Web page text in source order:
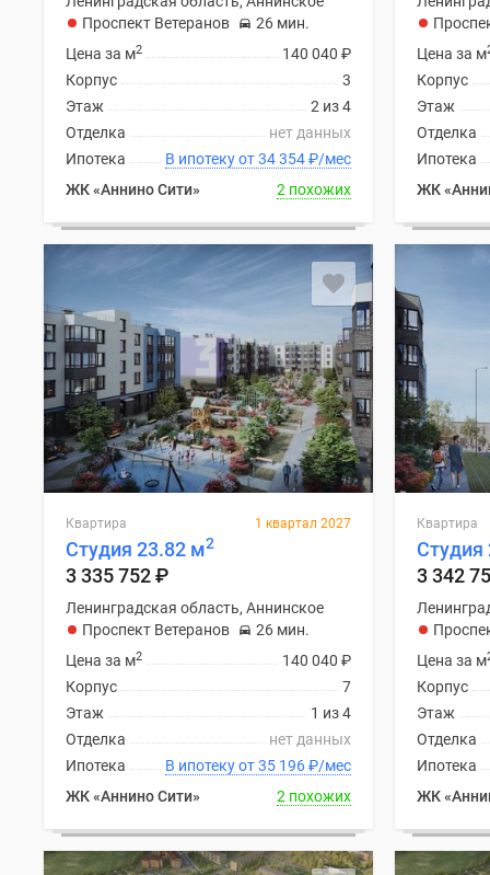
Коттеджные
Коттеджи
ипотека
Скидки
Рассрочка
Проспект Ветеранов
26 мин.
140 040 ₽
Цена за м2
3
Корпус
2 из 4
Этаж
нет данных
Отделка
В ипотеку от 34 354₽/мес
Ипотека
ЖК «Аннино Сити»
2 похожих
Цена за м
Корпус
Этаж
Отделка
Ипотека
ЖК
Квартира 1 квартал 2027
Студия 23.82 м2
3 335 752₽
Ленинградская область, Аннинское
Проспект Ветеранов
26 мин.
140 040 ₽
Цена за м2
7
Корпус
1 из 4
Этаж
нет данных
Отделка
В ипотеку от 35 196₽/мес
Ипотека
ЖК «Аннино Сити»
2 похожих
Квартира
Студия
3 342
Цена за м
Корпус
Этаж
Отделка
Ипотека
ЖК